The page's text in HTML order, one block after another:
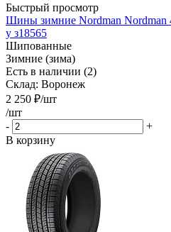
Быстрый просмотр
Шины зимние Nordman
у з18565
Шипованные
Зимние (зима)
Есть в наличии (2)
Склад: Воронеж
2 250 ₽/шт
/шт
-
+
В корзину